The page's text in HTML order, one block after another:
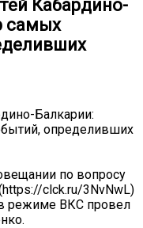
Кабардино-
самых
Балкарии:
определивших
по вопросу
clck.ru/3NvNwL)
режиме ВКС провел